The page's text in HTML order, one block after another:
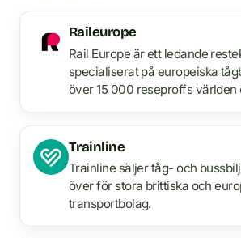
Raileurope
Rail Europe är ett ledande
specialiserat på europeiska
över 15 000 reseproffs världen
Trainline
Trainline säljer tåg- och
över för stora brittiska och
transportbolag.